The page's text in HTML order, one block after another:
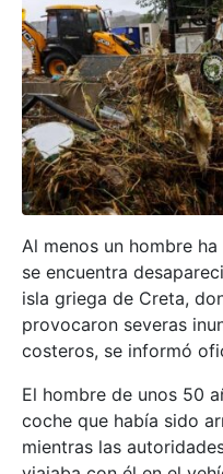
Al menos un hombre
se encuentra
isla griega de Creta,
provocaron severas
costeros, se informó
El hombre de unos 50
coche que había sido
mientras las